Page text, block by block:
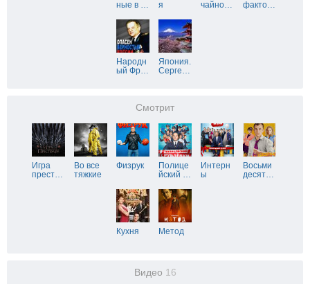
ные в …
я
чайно…
факто…
Народн
ый Фр…
Япония.
Серге…
Смотрит
Игра
прест…
Во все
тяжкие
Физрук
Полице
йский …
Интерн
ы
Восьми
десят…
Кухня Метод
Видео 16